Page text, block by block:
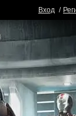
Вxoд